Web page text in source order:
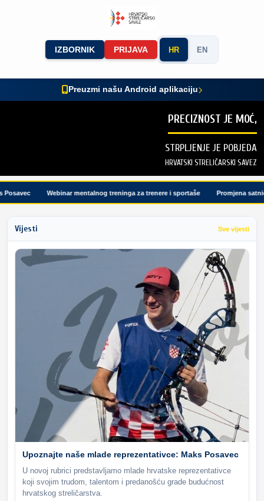
IZBORNIK PRIJAVA HR EN
Preuzmi našu Android aplikaciju
PRECIZNOST JE MOĆ,
STRPLJENJE JE POBJEDA
HRVATSKI STRELIČARSKI SAVEZ
Webinar mentalnog treninga za trenere i sportaše Promjena
Vijesti Sve vijesti
Upoznajte naše mlade reprezentativce: Maks Posavec
U novoj rubrici predstavljamo mlade hrvatske reprezentativce
koji svojim trudom, talentom i predanošću grade budućnost
hrvatskog streličarstva.